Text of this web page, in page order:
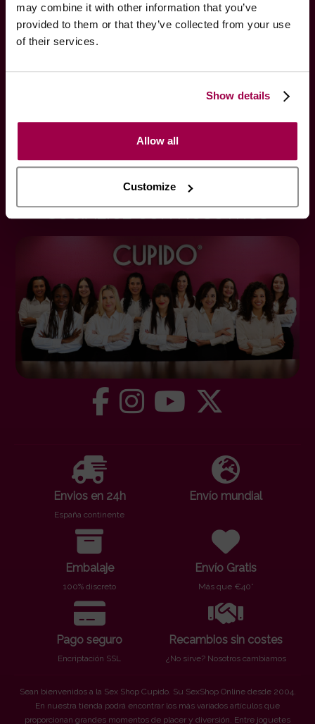
may combine it with other information that you’ve
provided to them or that they’ve collected from your use
of their services.
Show details
Allow all
Customize
Newsletter
Cupido VIP
Términos, Información y Envío
Atención Exclusiva
Politica Cookies
Mapa del sitio
SOCIALICE CON NOSOTROS
Envios en 24h
España continente
Envío mundial
Embalaje
100% discreto
Envío Gratis
Más que €40*
Pago seguro
Encriptación SSL
Recambios sin costes
¿No sirve? Nosotros cambiamos
Sean bienvenidos a la Sex Shop Cupido. Su SexShop Online desde 2004.
En nuestra tienda podrá encontrar los más variados artículos que
proporcionan grandes momentos de placer y diversión. Entre joguetes